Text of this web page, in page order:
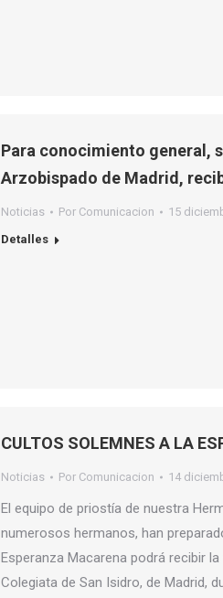
Para conocimiento general,
Arzobispado de Madrid,
Noticias Por Comunicacion
15
Detalles
CULTOS SOLEMNES A LA
Noticias Por Comunicacion 14
El equipo de priostía de nuestra
numerosos hermanos, han
Esperanza Macarena podrá recibir
Colegiata de San Isidro, de Madrid,